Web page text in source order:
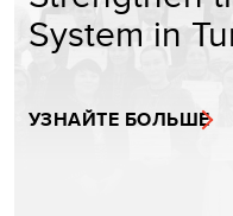
System in
УЗНАЙТЕ БОЛЬШЕ